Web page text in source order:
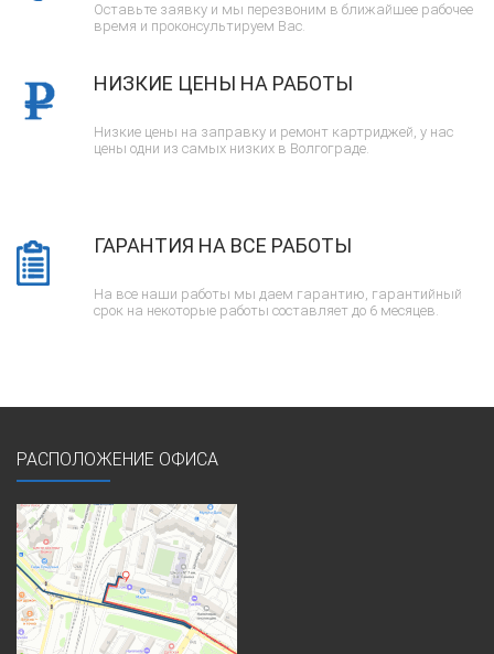
Оставьте заявку и мы перезвоним в ближайшее рабочее
время и проконсультируем Вас.
НИЗКИЕ ЦЕНЫ НА РАБОТЫ
Низкие цены на заправку и ремонт картриджей, у нас
цены одни из самых низких в Волгограде.
ГАРАНТИЯ НА ВСЕ РАБОТЫ
На все наши работы мы даем гарантию, гарантийный
срок на некоторые работы составляет до 6 месяцев.
РАСПОЛОЖЕНИЕ ОФИСА